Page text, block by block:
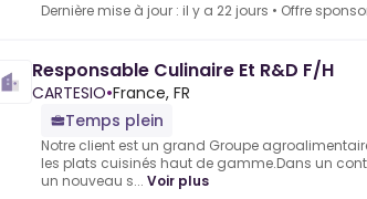
Dernière mise à jour : il y a 22 jours • Offre
Responsable Culinaire Et R&D F/H
CARTESIO•France, FR
Temps plein
Notre client est un grand Groupe
les plats cuisinés haut de gamme.Dans un
un nouveau s... Voir plus